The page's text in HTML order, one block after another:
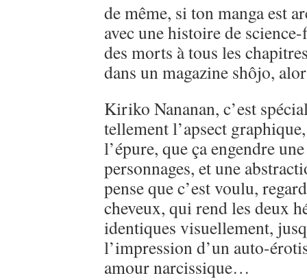
de même, si ton manga est
avec une histoire de
des morts à tous les
dans un magazine shôjo,
Kiriko Nananan, c’est
tellement l’apsect
l’épure, que ça engendre
personnages, et une
pense que c’est voulu,
cheveux, qui rend les deux
identiques visuellement,
l’impression d’un auto-
amour narcissique…